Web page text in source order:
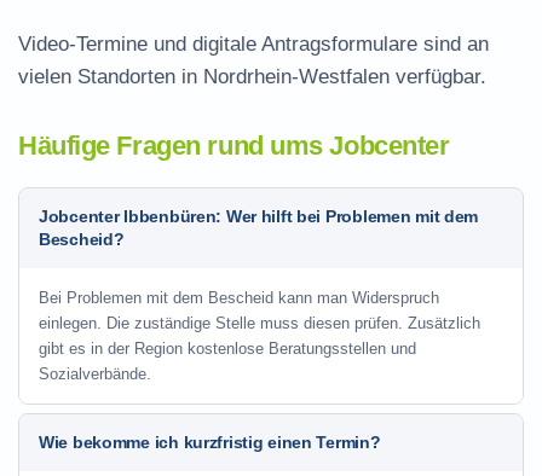
Video-Termine und digitale Antragsformulare sind an
vielen Standorten in Nordrhein-Westfalen verfügbar.
Häufige Fragen rund ums Jobcenter
Jobcenter Ibbenbüren: Wer hilft bei Problemen mit dem
Bescheid?
Bei Problemen mit dem Bescheid kann man Widerspruch
einlegen. Die zuständige Stelle muss diesen prüfen. Zusätzlich
gibt es in der Region kostenlose Beratungsstellen und
Sozialverbände.
Wie bekomme ich kurzfristig einen Termin?